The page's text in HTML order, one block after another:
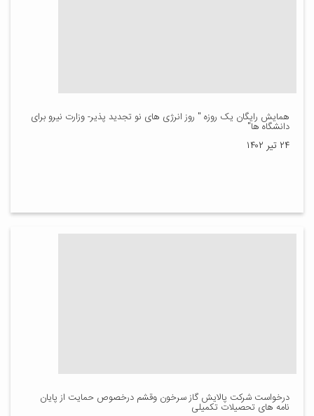
همایش رایگان یک روزه " روز انرژی های نو تجدید پذیر- وزارت نیرو برای
دانشگاه ها"
۲۴ تیر ۱۴۰۲
درخواست شرکت پالایش گاز سرخون وقشم درخصوص حمایت از پایان
نامه های تحصیلات تکمیلی